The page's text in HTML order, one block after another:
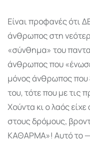
Είναι προφανές ότι
άνθρωπος στη
«σύνθημα» του
άνθρωπος που
μόνος άνθρωπος που
του, τότε που με τις
Χούντα κι ο λαός
στους δρόμους,
ΚΑΘΑΡΜΑ»! Αυτό το